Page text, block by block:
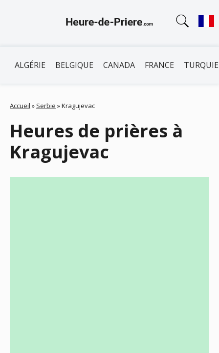
ALGÉRIE BELGIQUE CANADA FRANCE TURQUIE
Accueil » Serbie »Kragujevac
Heures de prières à
Kragujevac